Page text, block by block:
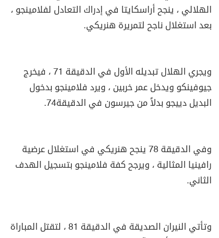
الهلالي ، ينجح أراسكايتا في إدراك التعادل لفلامينجو ،
بعد استغلال ناجح لتمريرة هنريكي.
ويجري الهلال تبديله الأول في الدقيقة 71 ، فيخرج
جيوفينكو ويدخل عمر خربين ، ويرد فلامينجو بدخول
البديل دييجو بدلاً من جيرسون في الدقيقة74
.
وفي الدقيقة 78 ينجح هنريكي في استغلال عرضية
رافينيا المثالية ، ويرجح كفة فلامينجو بتسجيل الهدف
الثاني.
وتأتي النيران الصديقة في الدقيقة 81 ، لتقتل المباراة